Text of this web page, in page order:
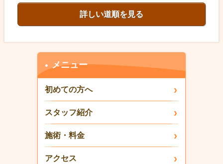
詳しい道順を見る
メニュー
初めての方へ
スタッフ紹介
施術・料金
アクセス